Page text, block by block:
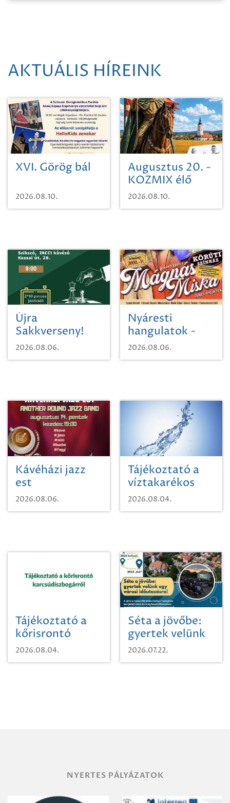
AKTUÁLIS HÍREINK
XVI. Görög bál
2026.08.10.
Augusztus 20. -
KOZMIX élő
koncert
2026.08.10.
Újra
Sakkverseny!
2026.08.06.
Nyáresti
hangulatok -
Mágnás Miska
2026.08.06.
Kávéházi jazz
est
2026.08.06.
Tájékoztató a
víztakarékos
vízhasználatról
2026.08.04.
Tájékoztató a
kőrisrontó
karcsúdíszbogárról
2026.08.04.
Séta a jövőbe:
gyertek velünk
egy városi
időutazásra!
2026.07.22.
NYERTES PÁLYÁZATOK